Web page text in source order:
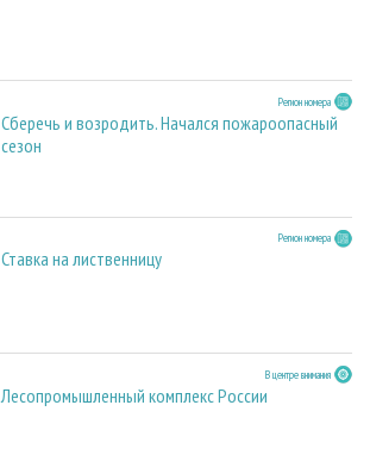
Регион номера
Сберечь и возродить. Начался пожароопасный
сезон
Регион номера
Ставка на лиственницу
В центре внимания
Лесопромышленный комплекс России